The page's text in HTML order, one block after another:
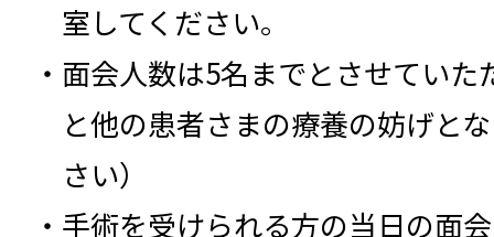
室してください。
面会人数は5名までとさせてい
と他の患者さまの療養の妨げと
さい）
手術を受けられる方の当日の面